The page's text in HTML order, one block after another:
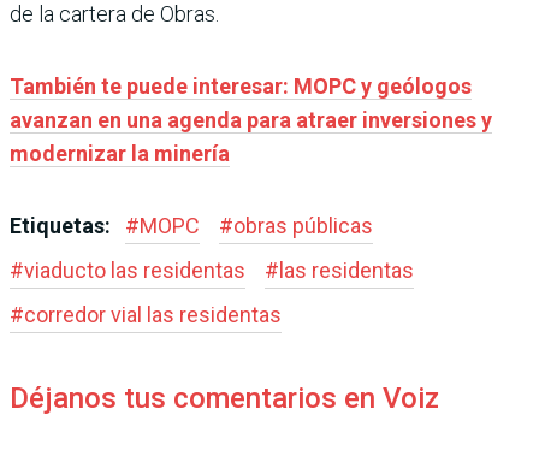
de la cartera de Obras.
También te puede interesar: MOPC y geólogos
avanzan en una agenda para atraer inversiones y
modernizar la minería
Etiquetas: #MOPC #obras públicas
#viaducto las residentas # las residentas
#corredor vial las residentas
Déjanos tus comentarios en Voiz